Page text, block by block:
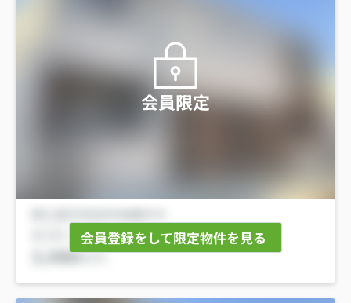
会員限定
会員登録をして限定物件を見る